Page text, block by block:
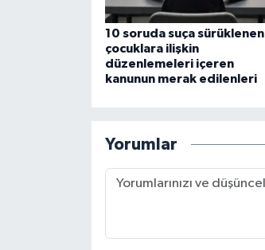
10 soruda suça sürüklenen
çocuklara ilişkin
düzenlemeleri içeren
kanunun merak edilenleri
Yorumlar